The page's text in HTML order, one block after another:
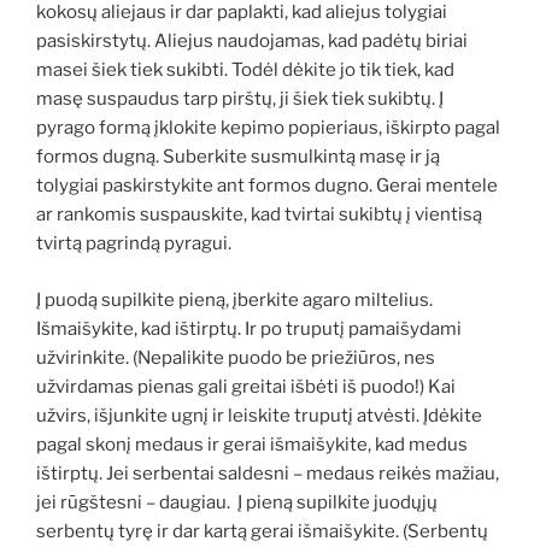
kokosų aliejaus ir dar paplakti, kad aliejus tolygiai
pasiskirstytų. Aliejus naudojamas, kad padėtų biriai
masei šiek tiek sukibti. Todėl dėkite jo tik tiek, kad
masę suspaudus tarp pirštų, ji šiek tiek sukibtų. Į
pyrago formą įklokite kepimo popieriaus, iškirpto pagal
formos dugną. Suberkite susmulkintą masę ir ją
tolygiai paskirstykite ant formos dugno. Gerai mentele
ar rankomis suspauskite, kad tvirtai sukibtų į vientisą
tvirtą pagrindą pyragui.
Į puodą supilkite pieną, įberkite agaro miltelius.
Išmaišykite, kad ištirptų. Ir po truputį pamaišydami
užvirinkite. (Nepalikite puodo be priežiūros, nes
užvirdamas pienas gali greitai išbėti iš puodo!) Kai
užvirs, išjunkite ugnį ir leiskite truputį atvėsti. Įdėkite
pagal skonį medaus ir gerai išmaišykite, kad medus
ištirptų. Jei serbentai saldesni – medaus reikės mažiau,
jei rūgštesni – daugiau. Į pieną supilkite juodųjų
serbentų tyrę ir dar kartą gerai išmaišykite. (Serbentų